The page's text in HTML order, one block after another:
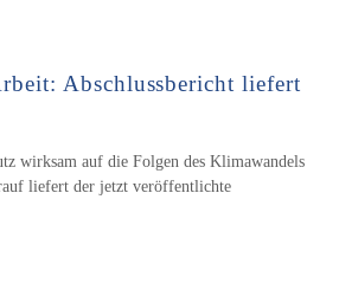
Abschlussbericht liefert
wirksam auf die Folgen des Klimawandels
liefert der jetzt veröffentlichte